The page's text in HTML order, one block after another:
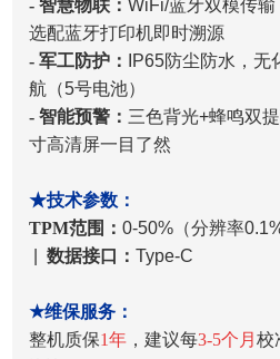
- 智慧物联：WiFi/蓝牙双模传输
选配蓝牙打印机即时溯源
- 军工防护：
IP65防尘防水，无
航（5号电池）
- 智能预警： 三色背光+蜂鸣双
寸高清屏一目了然
★技术参数：
TPM范围：0-50%（分辨率
|数据接口：Type-C
★维保服务：
整机质保1年 ，建议每3-5个月校